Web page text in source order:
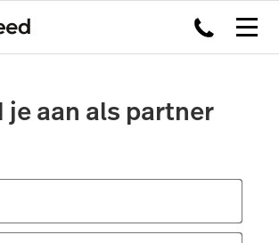
je aan als partner